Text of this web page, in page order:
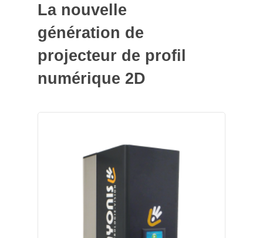
La nouvelle
génération de
projecteur de profil
numérique 2D